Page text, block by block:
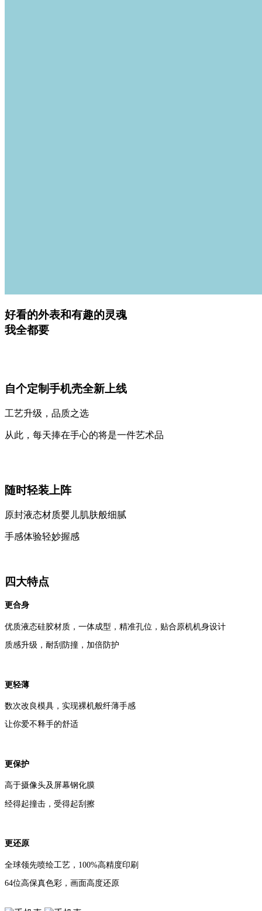
好看的外表和有趣的灵魂
我全都要
自个定制手机壳全新上线
工艺升级，品质之选
从此，每天捧在手心的将是一件艺术品
随时轻装上阵
原封液态材质婴儿肌肤般细腻
手感体验轻妙握感
四大特点